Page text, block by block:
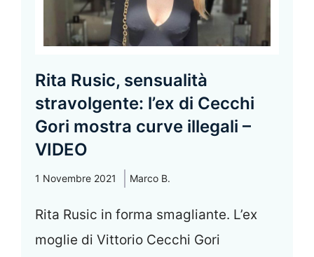
Rita Rusic, sensualità
stravolgente: l’ex di Cecchi
Gori mostra curve illegali –
VIDEO
1 Novembre 2021 Marco B.
Rita Rusic in forma smagliante. L’ex
moglie di Vittorio Cecchi Gori